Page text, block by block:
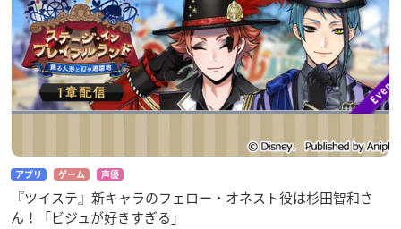
アプリ ゲーム 声優
『ツイステ』新キャラのフェロー・オネスト役は杉田智和さ
ん！「ビジュが好きすぎる」